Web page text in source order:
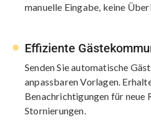
manuelle Eingabe, keine
Effiziente
Senden Sie automatische
anpassbaren Vorlagen.
Benachrichtigungen für neue
Stornierungen.